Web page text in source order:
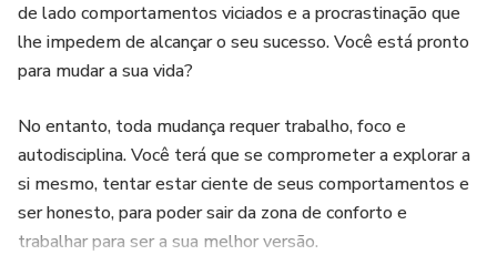
de lado comportamentos viciados e a procrastinação que
lhe impedem de alcançar o seu sucesso. Você está pronto
para mudar a sua vida?
No entanto, toda mudança requer trabalho, foco e
autodisciplina. Você terá que se comprometer a explorar a
si mesmo, tentar estar ciente de seus comportamentos e
ser honesto, para poder sair da zona de conforto e
trabalhar para ser a sua melhor versão.